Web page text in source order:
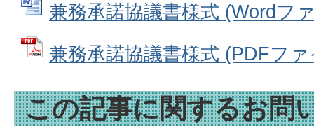
兼務承諾協議書様式 (Wordフ
兼務承諾協議書様式 (PDFフ
この記事に関するお問